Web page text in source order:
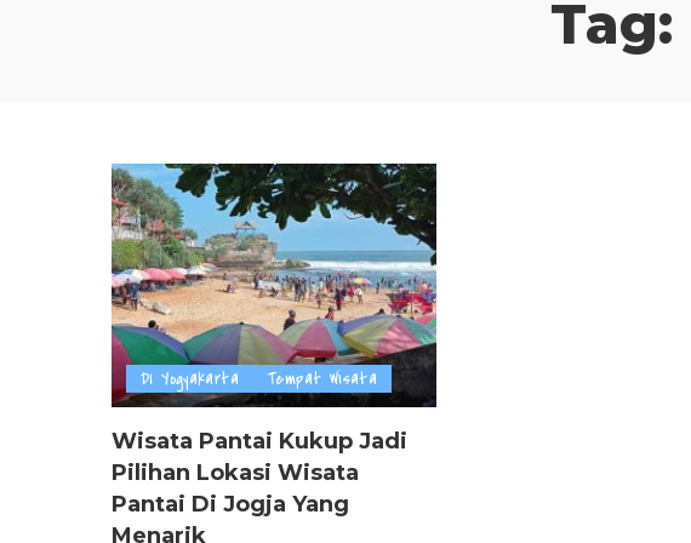
Tag:
DI Yogyakarta Tempat Wisata
Wisata Pantai Kukup Jadi
Pilihan Lokasi Wisata
Pantai Di Jogja Yang
Menarik